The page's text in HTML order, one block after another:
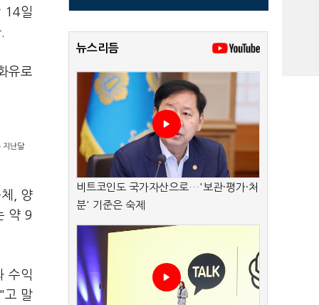
14일
유로
지난달
, 양
약 9
수익
고 말
뉴스리듬
비트코인도 국가자산으로…'보관·평가·처
분' 기준은 숙제